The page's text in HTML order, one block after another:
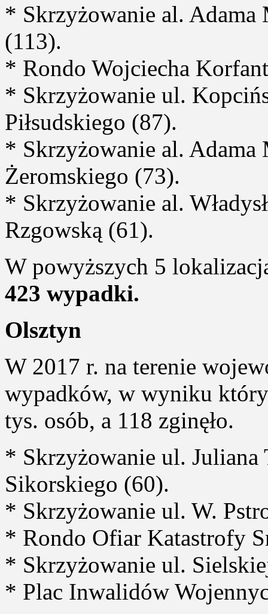
* Skrzyżowanie al.
(113).
* Rondo Wojciecha
* Skrzyżowanie ul.
Piłsudskiego (87).
* Skrzyżowanie al. Adama
Żeromskiego (73).
* Skrzyżowanie al.
Rzgowską (61).
W powyższych 5
423 wypadki.
Olsztyn
W 2017 r. na terenie
wypadków, w wyniku
tys. osób, a 118 zginęło.
* Skrzyżowanie ul. Juliana
Sikorskiego (60).
* Skrzyżowanie ul. W.
* Rondo Ofiar Katastrofy
* Skrzyżowanie ul.
* Plac Inwalidów